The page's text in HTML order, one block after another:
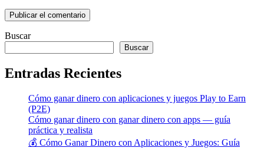
Buscar
Buscar
Entradas Recientes
Cómo ganar dinero con aplicaciones y juegos Play to Earn
(P2E)
Cómo ganar dinero con ganar dinero con apps — guía
práctica y realista
💰 Cómo Ganar Dinero con Aplicaciones y Juegos: Guía